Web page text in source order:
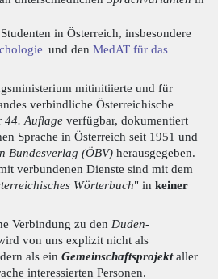
in Österreich, insbesondere
und den MedAT für das
mitinitiierte und für
verbindliche Österreichische
44. Auflage verfügbar, dokumentiert
Sprache in Österreich seit 1951 und
Bundesverlag (ÖBV) herausgegeben.
verbundenen Dienste sind mit dem
Wörterbuch" in keiner
Verbindung zu den Duden-
von uns explizit nicht als
als ein Gemeinschaftsprojektaller
interessierten Personen.